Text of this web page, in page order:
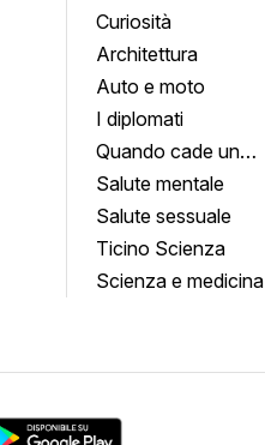
Curiosità
Architettura
Auto e moto
I diplomati
Quando cade un
quadro
Salute mentale
Salute sessuale
Ticino Scienza
Scienza e medicina